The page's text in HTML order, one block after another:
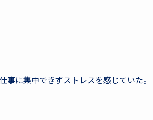
に集中できずストレスを感じていた。